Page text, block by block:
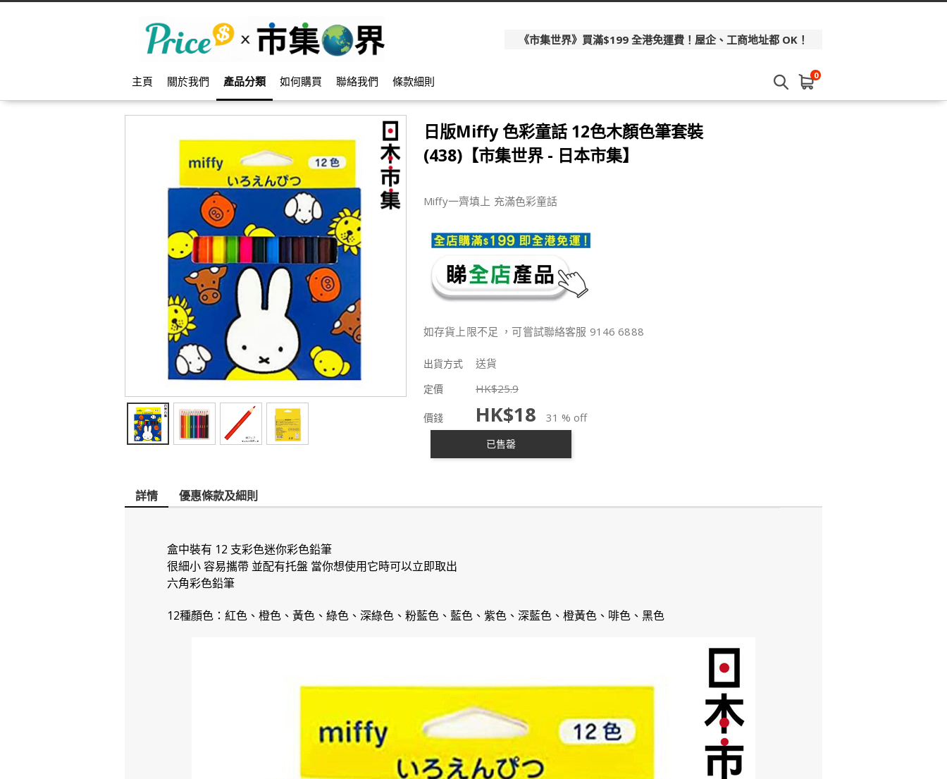
《市集世界》買滿$199 全港免運費！屋企、工商地址都 OK！
主頁 關於我們 產品分類 如何購買 聯絡我們 條款細則 0
日版Miffy 色彩童話 12色木顏色筆套裝
(438)【市集世界 - 日本市集】
Miffy一齊填上 充滿色彩童話
如存貨上限不足 ，可嘗試聯絡客服 9146 6888
出貨方式 送貨
定價 HK$25.9
價錢 HK$18 31 % off
已售罄
詳情 優惠條款及細則
盒中裝有 12 支彩色迷你彩色鉛筆
很細小 容易攜帶 並配有托盤 當你想使用它時可以立即取出
六角彩色鉛筆
12種顏色：紅色、橙色、黃色、綠色、深綠色、粉藍色、藍色、紫色、深藍色、橙黃色、啡色、黑色